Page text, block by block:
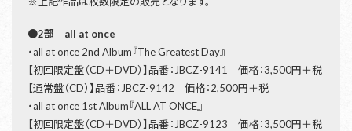
●2部 all at once
・all at once 2nd Album『The Greatest Day』
【初回限定盤（CD＋DVD）】品番：JBCZ-9141 価格：3,500円＋税
【通常盤（CD）】品番：JBCZ-9142 価格：2,500円＋税
・all at once 1st Album『ALL AT ONCE』
【初回限定盤（CD＋DVD）】品番：JBCZ-9123 価格：3,500円＋税